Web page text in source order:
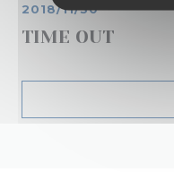
TIME OUT
2018/11/30